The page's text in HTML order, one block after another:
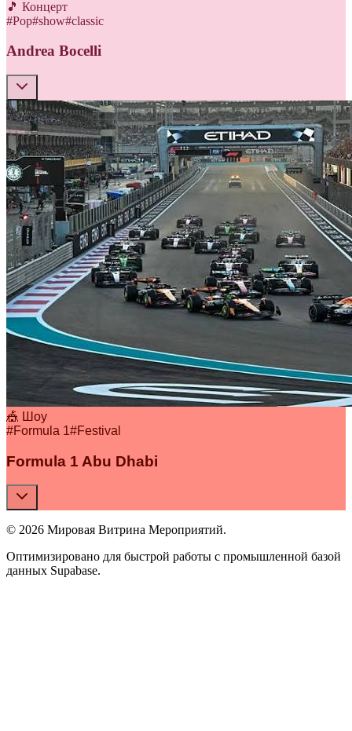
🎵 Концерт
#Pop#show#classic
Andrea Bocelli
🎪 Шоу
#Formula 1#Festival
Formula 1 Abu Dhabi
© 2026 Мировая Витрина Мероприятий.
Оптимизировано для быстрой работы с промышленной базой
данных Supabase.